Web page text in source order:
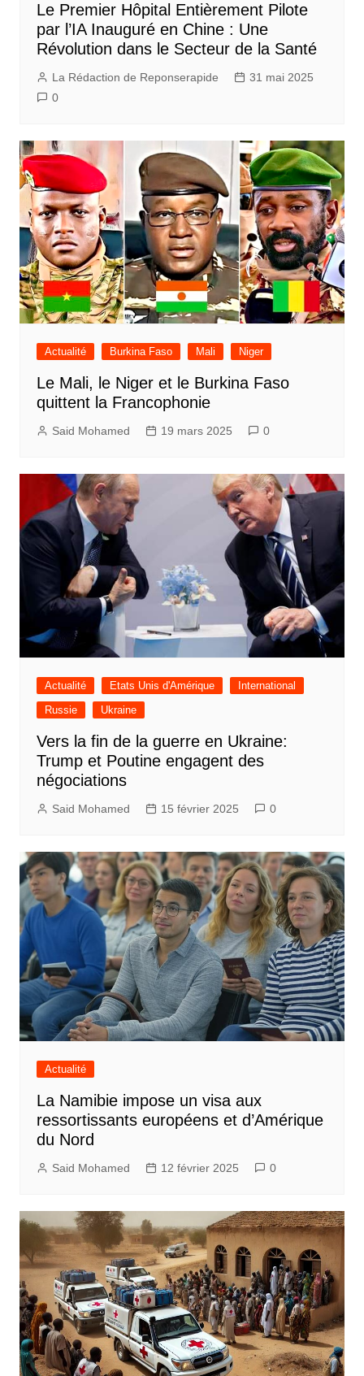
Le Premier Hôpital Entièrement Pilote
par l’IA Inauguré en Chine : Une
Révolution dans le Secteur de la Santé
La Rédaction de Reponserapide
31 mai 2025
0
Actualité Burkina Faso Mali Niger
Le Mali, le Niger et le Burkina Faso
quittent la Francophonie
Said Mohamed 19 mars 2025 0
Actualité Etats Unis d'Amérique
International
Russie
Ukraine
Vers la fin de la guerre en Ukraine:
Trump et Poutine engagent des
négociations
Said Mohamed 15 février 2025 0
Actualité
La Namibie impose un visa aux
ressortissants européens et d’Amérique
du Nord
Said Mohamed 12 février 2025 0